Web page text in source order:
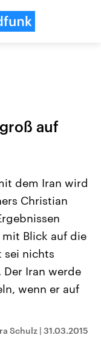
Beiträge,
und
die Vereinigten
mächtigsten Ländern
großem Einfluss auf
auf
dem Iran wird
Christian
mit Blick auf die
sei nichts
Der Iran werde
wenn er auf
Schulz | 31.03.2015